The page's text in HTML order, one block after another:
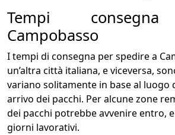
Tempi
Campobasso
I tempi di consegna per spedire a
un’altra città italiana, e viceversa,
variano solitamente in base al luogo
arrivo dei pacchi. Per alcune zone
dei pacchi potrebbe avvenire entro,
giorni lavorativi.